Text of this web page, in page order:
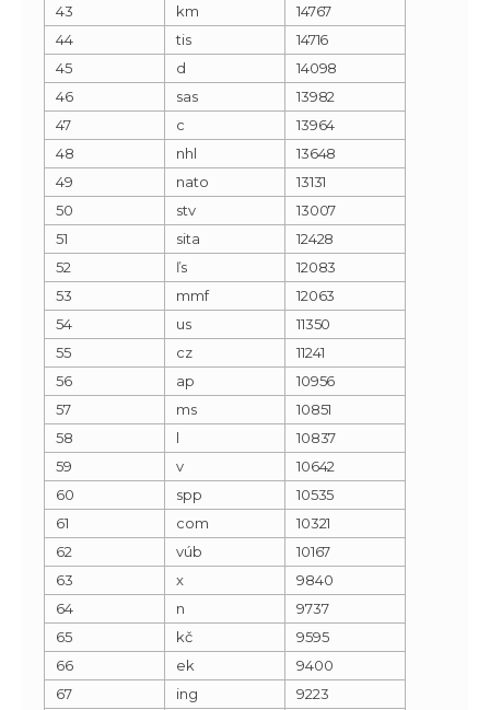
43
km
14767
44
tis
14716
45
d
14098
46
sas
13982
47
c
13964
48
nhl
13648
49
nato
13131
50
stv
13007
51
sita
12428
52
ľs
12083
53
mmf
12063
54
us
11350
55
cz
11241
56
ap
10956
57
ms
10851
58
l
10837
59
v
10642
60
spp
10535
61
com
10321
62
vúb
10167
63
x
9840
64
n
9737
65
kč
9595
66
ek
9400
67
ing
9223